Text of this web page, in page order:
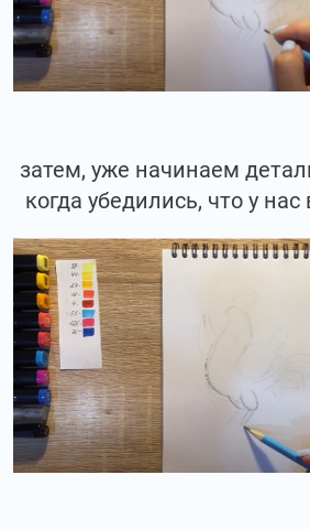
затем, уже начинаем
когда убедились, что у